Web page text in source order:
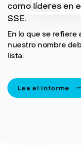
como líderes en
SSE.
En lo que se refiere
nuestro nombre
lista.
Lea el informe